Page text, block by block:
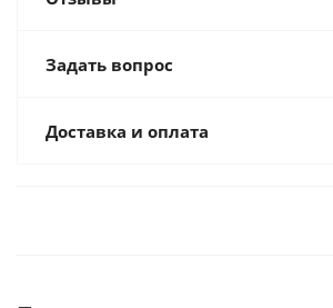
Задать вопрос
Доставка и оплата